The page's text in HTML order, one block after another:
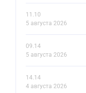
11.10
5 августа 2026
09.14
5 августа 2026
14.14
4 августа 2026